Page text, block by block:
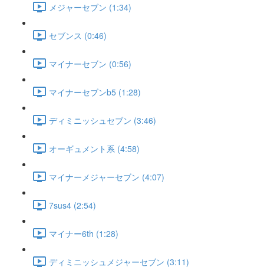
メジャーセブン (1:34)
セブンス (0:46)
マイナーセブン (0:56)
マイナーセブンb5 (1:28)
ディミニッシュセブン (3:46)
オーギュメント系 (4:58)
マイナーメジャーセブン (4:07)
7sus4 (2:54)
マイナー6th (1:28)
ディミニッシュメジャーセブン (3:11)